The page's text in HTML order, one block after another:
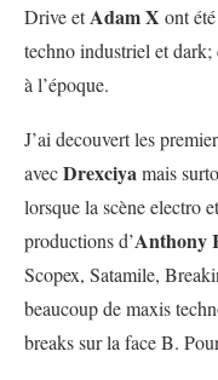
Drive etAdam X ont
techno industriel et dark;
à l’époque.
J’ai decouvert les
avecDrexciyamais
lorsque la scène electro
productions d’Anthony
Scopex, Satamile,
beaucoup de maxis
breaks sur la face B.